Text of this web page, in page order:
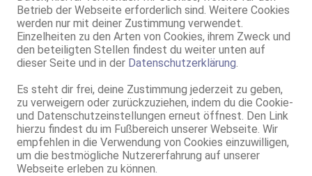
Betrieb der Webseite erforderlich sind. Weitere Cookies
werden nur mit deiner Zustimmung verwendet.
Einzelheiten zu den Arten von Cookies, ihrem Zweck und
den beteiligten Stellen findest du weiter unten auf
dieser Seite und in der Datenschutzerklärung
Es steht dir frei, deine Zustimmung jederzeit zu geben,
zu verweigern oder zurückzuziehen, indem du die Cookie-
und Datenschutzeinstellungen erneut öffnest. Den Link
hierzu findest du im Fußbereich unserer Webseite. Wir
empfehlen in die Verwendung von Cookies einzuwilligen,
um die bestmögliche Nutzererfahrung auf unserer
Webseite erleben zu können.
ZK, AV, 69, GF6, NSa, Franz b. Ihr, MFF
Villingen-Schwenningen
41 Jahre, 85C, KF 40, 1.62m, teilrasiert, osteuropäisch
69, GF6, NSa, Franz b. Ihr, BV, Schmu., Kuscheln, Körperküs.
Stuttgart-Nord VIDEO
HANNA, sinnliche Reife, Privat